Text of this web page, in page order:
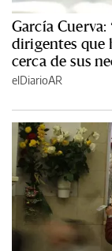
García
dirigentes que
cerca de sus
elDiarioAR